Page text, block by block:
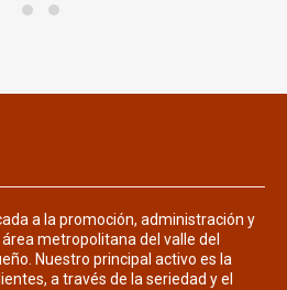
a la promoción, administración y
metropolitana del valle del
Nuestro principal activo es la
a través de la seriedad y el